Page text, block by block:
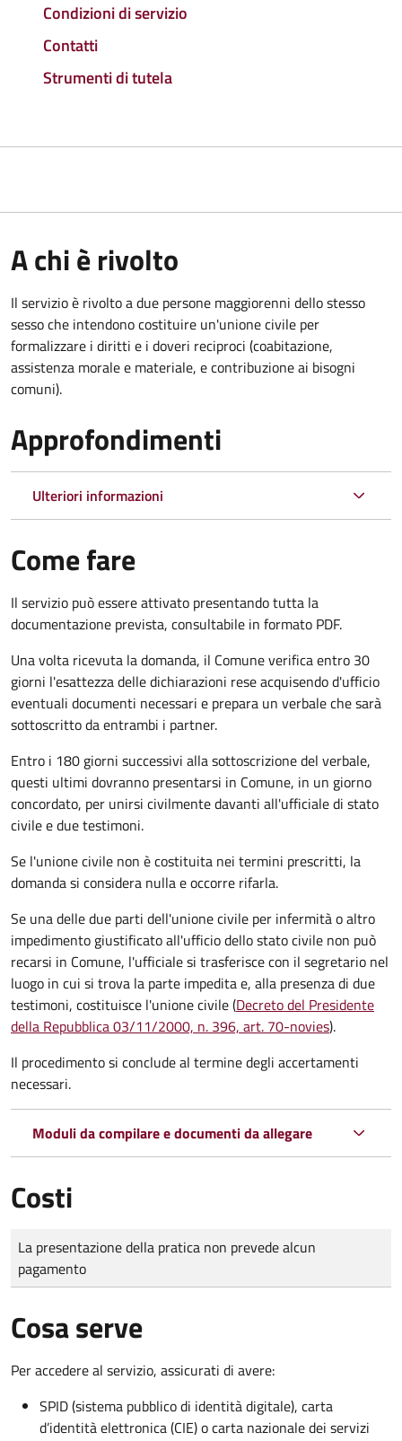
Condizioni di servizio
Contatti
Strumenti di tutela
A chi è rivolto
Il servizio è rivolto a due persone maggiorenni dello stesso
sesso che intendono costituire un'unione civile per
formalizzare i diritti e i doveri reciproci (coabitazione,
assistenza morale e materiale, e contribuzione ai bisogni
comuni).
Approfondimenti
Ulteriori informazioni
Come fare
Il servizio può essere attivato presentando tutta la
documentazione prevista, consultabile in formato PDF.
Una volta ricevuta la domanda, il Comune verifica entro 30
giorni l'esattezza delle dichiarazioni rese acquisendo d'ufficio
eventuali documenti necessari e prepara un verbale che sarà
sottoscritto da entrambi i partner.
Entro i 180 giorni successivi alla sottoscrizione del verbale,
questi ultimi dovranno presentarsi in Comune, in un giorno
concordato, per unirsi civilmentedavanti all'ufficiale di stato
civilee due testimoni.
Se l'unione civile non è costituita nei termini prescritti, la
domanda si considera nulla e occorre rifarla.
Se una delle due parti dell'unione civile per infermità o altro
impedimento giustificato all'ufficio dello stato civile non può
recarsi in Comune, l'ufficiale si trasferisce con il segretario nel
luogo in cui si trova la parte impedita e, alla presenza di due
testimoni, costituisce l'unione civile (Decreto del Presidente
della Repubblica 03/11/2000, n. 396, art. 70-novies).
Il procedimento si conclude al termine degli accertamenti
necessari.
Moduli da compilare e documenti da allegare
Costi
Tipo di pagamento
Importo
La presentazione della pratica non prevede alcun
pagamento
Cosa serve
Per accedere al servizio, assicurati di avere:
SPID (sistema pubblico di identità digitale), carta
d’identità elettronica (CIE) o carta nazionale dei servizi